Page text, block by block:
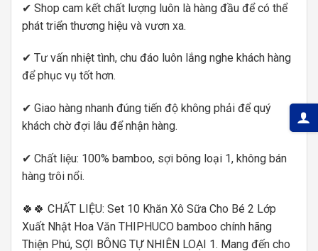
✔ Shop cam kết chất lượng luôn là hàng đầu để có thể
phát triển thương hiệu và vươn xa.
✔ Tư vấn nhiệt tình, chu đáo luôn lắng nghe khách hàng
để phục vụ tốt hơn.
✔ Giao hàng nhanh đúng tiến độ không phải để quý
khách chờ đợi lâu để nhận hàng.
✔ Chất liệu: 100% bamboo, sợi bông loại 1, không bán
hàng trôi nổi.
🍀🍀 CHẤT LIỆU: Set 10 Khăn Xô Sữa Cho Bé 2 Lớp
Xuất Nhật Hoa Văn THIPHUCO bamboo chính hãng
Thiện Phú, SỢI BÔNG TỰ NHIÊN LOẠI 1. Mang đến cho